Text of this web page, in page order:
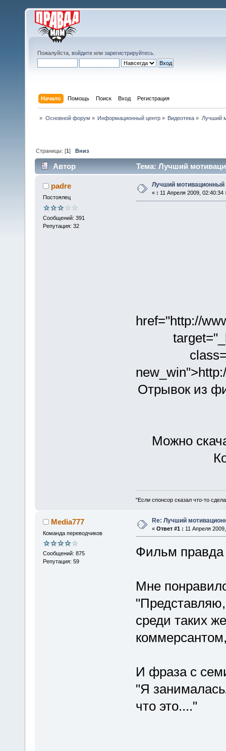
Пожалуйста, войдите или зарегистрируйтесь
Начало Помощь Поиск Вход Регистрация
» Основной форум » Информационный центр» Видеотека » Лучший
Страницы: [1]Вниз
Автор Тема: Лучший
padre
Постоялец
Сообщений: 391
Репутация: 32
Лучший мотивационный
« : 11 Апреля 2009, 02:40:34
href="http://
Отрывок из
Можно
"Если спонсор сказал что-то
Media777
Команда переводчиков
Сообщений: 875
Репутация: 59
Re: Лучший
« Ответ #1 : 11 Апреля
Фильм
Мне
среди таких
И фраза с
"Я
что это...."